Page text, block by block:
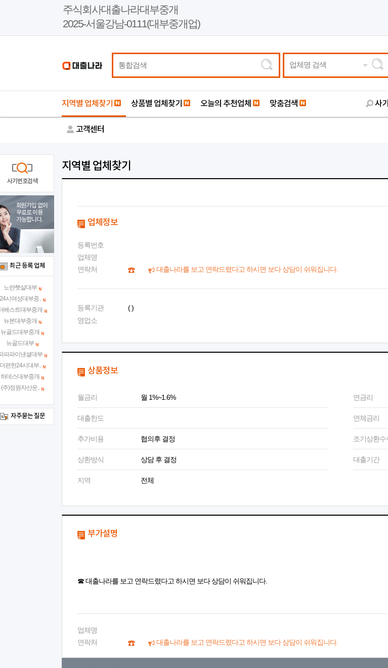
주식회사대출나라대부중개
2025-서울강남-0111(대부중개업)
업체명 검색
지역별 업체찾기 상품별 업체찾기 오늘의 추천업체 맞춤검색 사
고객센터
지역별 업체찾기
업체정보
등록번호
업체명
연락처
대출나라를 보고 연락드렸다고 하시면 보다 상담이 쉬워집니다.
등록기관
( )
영업소
상품정보
월금리 월 1%~1.6% 연금리
대출한도 연체금리
추가비용 협의후 결정 조기상환수
상환방식 상담 후 결정 대출기간
지역 전체
부가설명
☎ 대출나라를 보고 연락드렸다고 하시면 보다 상담이 쉬워집니다.
업체명
연락처
대출나라를 보고 연락드렸다고 하시면 보다 상담이 쉬워집니다.
사기번호검색
회원가입 없이
무료로 이용
가능합니다.
최근 등록 업체
노란햇살대부
시여성대부중..
베스트대부중개
뉴본대부중개
뉴골드대부중개
뉴골드대부
파파이낸셜대부
편한24시대부..
하데스대부중개
(주)정원자산운..
자주묻는 질문